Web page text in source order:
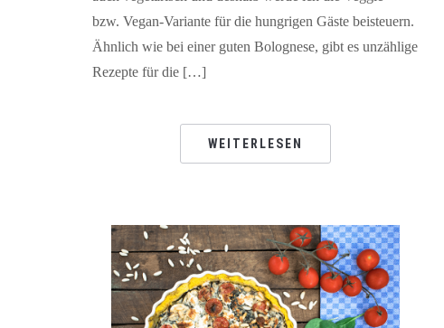
bzw. Vegan-Variante für die hungrigen Gäste beisteuern.
Ähnlich wie bei einer guten Bolognese, gibt es unzählige
Rezepte für die […]
WEITERLESEN